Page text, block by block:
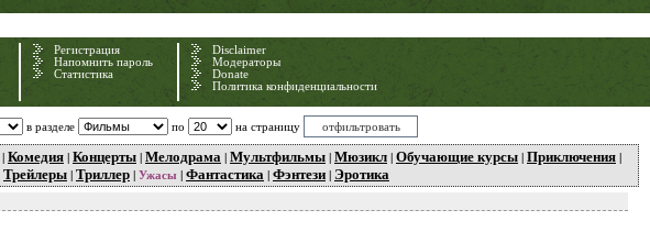
Регистрация
Напомнить пароль
Статистика
Disclaimer
Модераторы
Donate
Политика конфиденциальности
в разделе по на страницу
Комедия Концерты Мелодрама Мультфильмы Мюзикл Обучающие курсы Приключения
Трейлеры Триллер Ужасы Фантастика Фэнтези Эротика